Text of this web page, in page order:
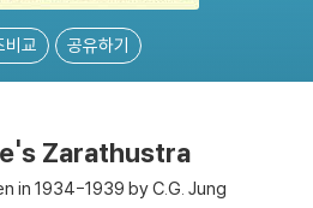
비교 공유하기
Zarathustra
in 1934-1939 by C.G. Jung